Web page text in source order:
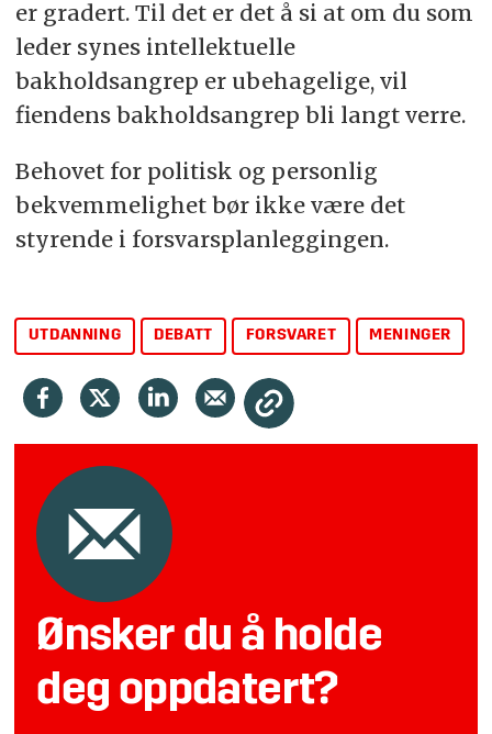
er gradert. Til det er det å si at om du som
leder synes intellektuelle
bakholdsangrep er ubehagelige, vil
fiendens bakholdsangrep bli langt verre.
Behovet for politisk og personlig
bekvemmelighet bør ikke være det
styrende i forsvarsplanleggingen.
UTDANNING DEBATT FORSVARET MENINGER
Ønsker du å holde
deg oppdatert?